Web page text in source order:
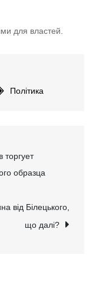
для властей.
Політика
образца
від Білецького,
що далі?